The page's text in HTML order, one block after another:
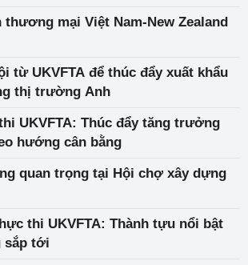
mại Việt Nam-New Zealand
từ UKVFTA để thúc đẩy xuất khẩu
thị trường Anh
UKVFTA: Thúc đẩy tăng trưởng
hướng cân bằng
quan trọng tại Hội chợ xây dựng
thi UKVFTA: Thành tựu nổi bật
sắp tới